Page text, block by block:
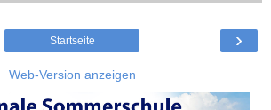
›
Startseite
Web-Version anzeigen